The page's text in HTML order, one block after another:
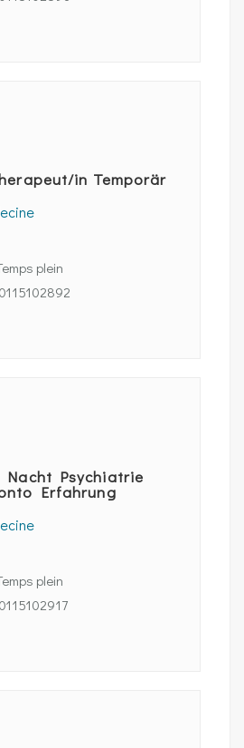
in Temporär
plein
Nacht Psychiatrie
Erfahrung
plein